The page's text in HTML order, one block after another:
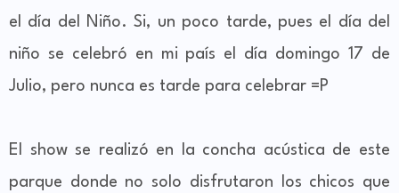
el día del Niño. Si, un poco tarde, pues el día del
niño se celebró en mi país el día domingo 17 de
Julio, pero nunca es tarde para celebrar =P
El show se realizó en la concha acústica de este
parque donde no solo disfrutaron los chicos que